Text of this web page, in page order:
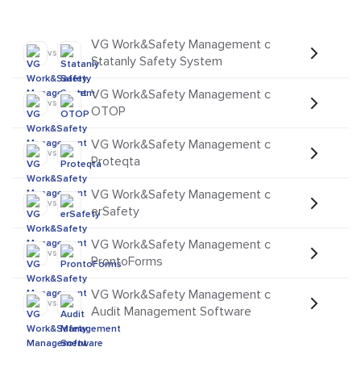
vs
VG Work&Safety Management с
Statanly Safety System
vs
VG Work&Safety Management с
ОТОР
vs
VG Work&Safety Management с
Proteqta
vs
VG Work&Safety Management с
erSafety
vs
VG Work&Safety Management с
ProntoForms
vs
VG Work&Safety Management с
Audit Management Software